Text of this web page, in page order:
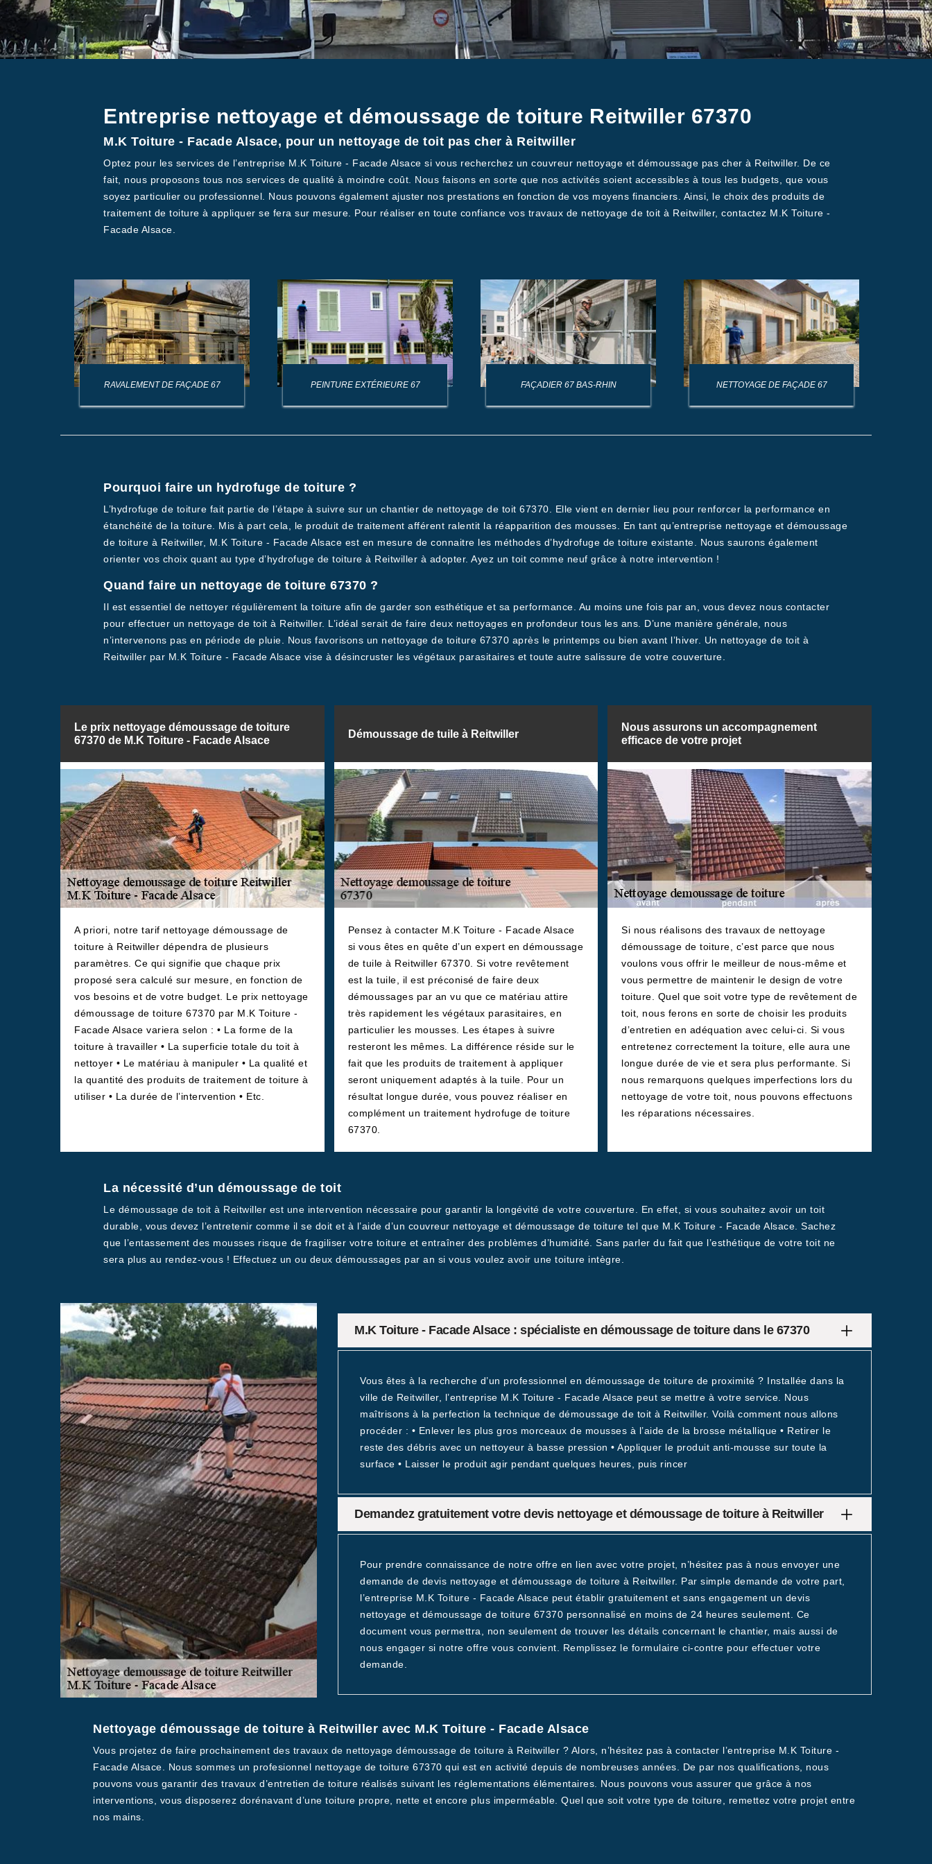
Entreprise nettoyage et démoussage de toiture Reitwiller 67370
M.K Toiture - Facade Alsace, pour un nettoyage de toit pas cher à Reitwiller
Optez pour les services de l’entreprise M.K Toiture - Facade Alsace si vous recherchez un couvreur nettoyage et démoussage pas cher à Reitwiller. De ce
fait, nous proposons tous nos services de qualité à moindre coût. Nous faisons en sorte que nos activités soient accessibles à tous les budgets, que vous
soyez particulier ou professionnel. Nous pouvons également ajuster nos prestations en fonction de vos moyens financiers. Ainsi, le choix des produits de
traitement de toiture à appliquer se fera sur mesure. Pour réaliser en toute confiance vos travaux de nettoyage de toit à Reitwiller, contactez M.K Toiture -
Facade Alsace.
RAVALEMENT DE FAÇADE 67 PEINTURE EXTÉRIEURE 67 FAÇADIER 67 BAS-RHIN NETTOYAGE DE FAÇADE 67
Pourquoi faire un hydrofuge de toiture ?
L’hydrofuge de toiture fait partie de l’étape à suivre sur un chantier de nettoyage de toit 67370. Elle vient en dernier lieu pour renforcer la performance en
étanchéité de la toiture. Mis à part cela, le produit de traitement afférent ralentit la réapparition des mousses. En tant qu’entreprise nettoyage et démoussage
de toiture à Reitwiller, M.K Toiture - Facade Alsace est en mesure de connaitre les méthodes d’hydrofuge de toiture existante. Nous saurons également
orienter vos choix quant au type d’hydrofuge de toiture à Reitwiller à adopter. Ayez un toit comme neuf grâce à notre intervention !
Quand faire un nettoyage de toiture 67370 ?
Il est essentiel de nettoyer régulièrement la toiture afin de garder son esthétique et sa performance. Au moins une fois par an, vous devez nous contacter
pour effectuer un nettoyage de toit à Reitwiller. L’idéal serait de faire deux nettoyages en profondeur tous les ans. D’une manière générale, nous
n’intervenons pas en période de pluie. Nous favorisons un nettoyage de toiture 67370 après le printemps ou bien avant l’hiver. Un nettoyage de toit à
Reitwiller par M.K Toiture - Facade Alsace vise à désincruster les végétaux parasitaires et toute autre salissure de votre couverture.
Le prix nettoyage démoussage de toiture
67370 de M.K Toiture - Facade Alsace
A priori, notre tarif nettoyage démoussage de
toiture à Reitwiller dépendra de plusieurs
paramètres. Ce qui signifie que chaque prix
proposé sera calculé sur mesure, en fonction de
vos besoins et de votre budget. Le prix nettoyage
démoussage de toiture 67370 par M.K Toiture -
Facade Alsace variera selon : • La forme de la
toiture à travailler • La superficie totale du toit à
nettoyer • Le matériau à manipuler • La qualité et
la quantité des produits de traitement de toiture à
utiliser • La durée de l’intervention • Etc.
Démoussage de tuile à Reitwiller
Pensez à contacter M.K Toiture - Facade Alsace
si vous êtes en quête d’un expert en démoussage
de tuile à Reitwiller 67370. Si votre revêtement
est la tuile, il est préconisé de faire deux
démoussages par an vu que ce matériau attire
très rapidement les végétaux parasitaires, en
particulier les mousses. Les étapes à suivre
resteront les mêmes. La différence réside sur le
fait que les produits de traitement à appliquer
seront uniquement adaptés à la tuile. Pour un
résultat longue durée, vous pouvez réaliser en
complément un traitement hydrofuge de toiture
67370.
Nous assurons un accompagnement
efficace de votre projet
Si nous réalisons des travaux de nettoyage
démoussage de toiture, c’est parce que nous
voulons vous offrir le meilleur de nous-même et
vous permettre de maintenir le design de votre
toiture. Quel que soit votre type de revêtement de
toit, nous ferons en sorte de choisir les produits
d’entretien en adéquation avec celui-ci. Si vous
entretenez correctement la toiture, elle aura une
longue durée de vie et sera plus performante. Si
nous remarquons quelques imperfections lors du
nettoyage de votre toit, nous pouvons effectuons
les réparations nécessaires.
La nécessité d’un démoussage de toit
Le démoussage de toit à Reitwiller est une intervention nécessaire pour garantir la longévité de votre couverture. En effet, si vous souhaitez avoir un toit
durable, vous devez l’entretenir comme il se doit et à l’aide d’un couvreur nettoyage et démoussage de toiture tel que M.K Toiture - Facade Alsace. Sachez
que l’entassement des mousses risque de fragiliser votre toiture et entraîner des problèmes d’humidité. Sans parler du fait que l’esthétique de votre toit ne
sera plus au rendez-vous ! Effectuez un ou deux démoussages par an si vous voulez avoir une toiture intègre.
M.K Toiture - Facade Alsace : spécialiste en démoussage de toiture dans le 67370
Vous êtes à la recherche d’un professionnel en démoussage de toiture de proximité ? Installée dans la
ville de Reitwiller, l’entreprise M.K Toiture - Facade Alsace peut se mettre à votre service. Nous
maîtrisons à la perfection la technique de démoussage de toit à Reitwiller. Voilà comment nous allons
procéder : • Enlever les plus gros morceaux de mousses à l’aide de la brosse métallique • Retirer le
reste des débris avec un nettoyeur à basse pression • Appliquer le produit anti-mousse sur toute la
surface • Laisser le produit agir pendant quelques heures, puis rincer
Demandez gratuitement votre devis nettoyage et démoussage de toiture à Reitwiller
Pour prendre connaissance de notre offre en lien avec votre projet, n’hésitez pas à nous envoyer une
demande de devis nettoyage et démoussage de toiture à Reitwiller. Par simple demande de votre part,
l’entreprise M.K Toiture - Facade Alsace peut établir gratuitement et sans engagement un devis
nettoyage et démoussage de toiture 67370 personnalisé en moins de 24 heures seulement. Ce
document vous permettra, non seulement de trouver les détails concernant le chantier, mais aussi de
nous engager si notre offre vous convient. Remplissez le formulaire ci-contre pour effectuer votre
demande.
Nettoyage démoussage de toiture à Reitwiller avec M.K Toiture - Facade Alsace
Vous projetez de faire prochainement des travaux de nettoyage démoussage de toiture à Reitwiller ? Alors, n’hésitez pas à contacter l’entreprise M.K Toiture -
Facade Alsace. Nous sommes un profesionnel nettoyage de toiture 67370 qui est en activité depuis de nombreuses années. De par nos qualifications, nous
pouvons vous garantir des travaux d’entretien de toiture réalisés suivant les réglementations élémentaires. Nous pouvons vous assurer que grâce à nos
interventions, vous disposerez dorénavant d’une toiture propre, nette et encore plus imperméable. Quel que soit votre type de toiture, remettez votre projet entre
nos mains.